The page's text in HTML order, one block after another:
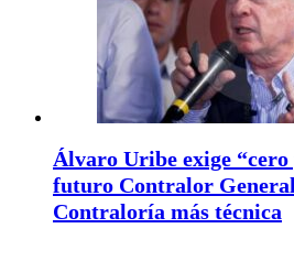
Álvaro Uribe exige “cero
futuro Contralor
Contraloría más técnica